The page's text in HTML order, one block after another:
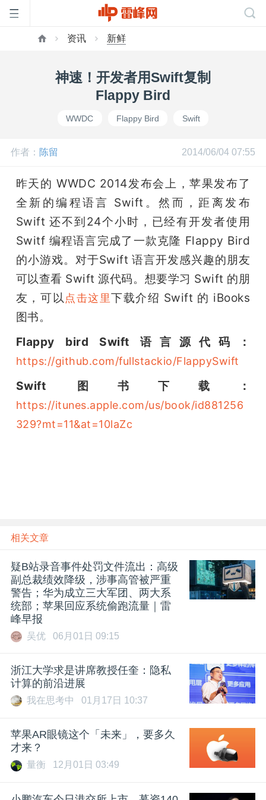
网
开
课
活
中
爱
搞
资讯 新鲜
神速！开发者用Swift复制
Flappy Bird
WWDC Flappy Bird Swift
作者： 陈留 2014/06/04 07:55
昨天的 WWDC 2014发布会上，苹果发布了
全新的编程语言 Swift。然而，距离发布
Swift 还不到24个小时，已经有开发者使用
Switf 编程语言完成了一款克隆 Flappy Bird
的小游戏。对于Swift 语言开发感兴趣的朋友
可以查看 Swift 源代码。想要学习 Swift 的朋
友，可以点击这里下载介绍 Swift 的 iBooks
图书。
Flappy bird Swift 语言源代码：
https://github.com/fullstackio/FlappySwift
Swift 图书下载：
https://itunes.apple.com/us/book/id881256
329?mt=11&at=10laZc
相关文章
疑B站录音事件处罚文件流出：高级
副总裁绩效降级，涉事高管被严重
警告；华为成立三大军团、两大系
统部；苹果回应系统偷跑流量｜雷
峰早报
吴优 06月01日 09:15
浙江大学求是讲席教授任奎：隐私
计算的前沿进展
我在思考中 01月17日 10:37
苹果AR眼镜这个「未来」，要多久
才来？
量衡 12月01日 03:49